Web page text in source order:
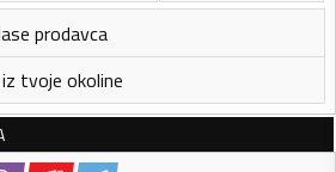
prodavca
tvoje okoline